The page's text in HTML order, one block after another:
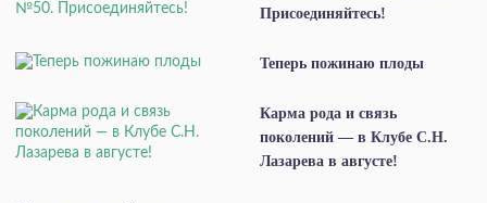
Присоединяйтесь!
Теперь пожинаю плоды
Карма рода и связь
поколений — в Клубе С.Н.
Лазарева в августе!